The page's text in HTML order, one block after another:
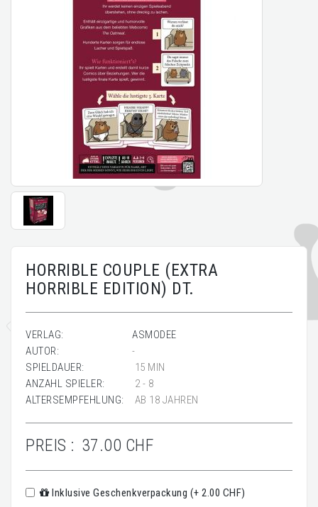
HORRIBLE COUPLE (EXTRA
HORRIBLE EDITION) DT.
VERLAG:
ASMODEE
AUTOR:
-
SPIELDAUER:
15 MIN
ANZAHL SPIELER:
2 - 8
ALTERSEMPFEHLUNG:
AB 18 JAHREN
PREIS : 37.00 CHF
Inklusive Geschenkverpackung (+ 2.00 CHF)